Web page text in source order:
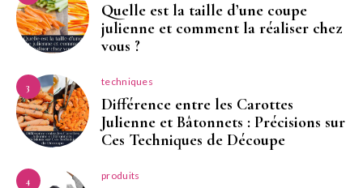
Quelle est la taille d’une coupe
julienne et comment la réaliser chez
vous ?
3 techniques
Différence entre les Carottes
Julienne et Bâtonnets : Précisions sur
Ces Techniques de Découpe
4 produits